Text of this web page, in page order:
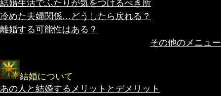
結婚生活でふたりが気をつけるべき所
冷めた夫婦関係…どうしたら戻れる？
離婚する可能性はある？
その他のメニュー
結婚について
あの人と結婚するメリットとデメリット